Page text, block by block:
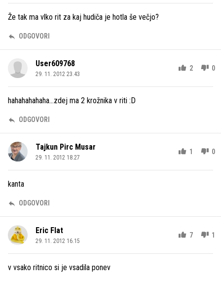
Že tak ma vlko rit za kaj hudiča je hotla še večjo?
ODGOVORI
User609768
29. 11. 2012 23.43
2 0
hahahahahaha...zdej ma 2 krožnika v riti :D
ODGOVORI
Tajkun Pirc Musar
29. 11. 2012 18.27
1 0
kanta
ODGOVORI
Eric Flat
29. 11. 2012 16.15
7 1
v vsako ritnico si je vsadila ponev